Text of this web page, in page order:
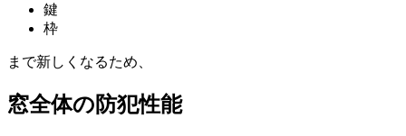
鍵
枠
まで新しくなるため、
窓全体の防犯性能